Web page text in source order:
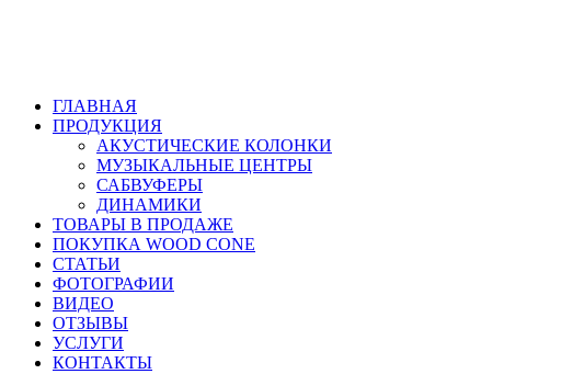
ГЛАВНАЯ
ПРОДУКЦИЯ
АКУСТИЧЕСКИЕ КОЛОНКИ
МУЗЫКАЛЬНЫЕ ЦЕНТРЫ
САБВУФЕРЫ
ДИНАМИКИ
ТОВАРЫ В ПРОДАЖЕ
ПОКУПКА WOOD CONE
СТАТЬИ
ФОТОГРАФИИ
ВИДЕО
ОТЗЫВЫ
УСЛУГИ
КОНТАКТЫ